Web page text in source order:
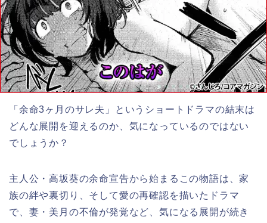
「余命3ヶ月のサレ夫」というショートドラマの結末は
どんな展開を迎えるのか、気になっているのではない
でしょうか？
主人公・高坂葵の余命宣告から始まるこの物語は、家
族の絆や裏切り、そして愛の再確認を描いたドラマ
で、妻・美月の不倫が発覚など、気になる展開が続き